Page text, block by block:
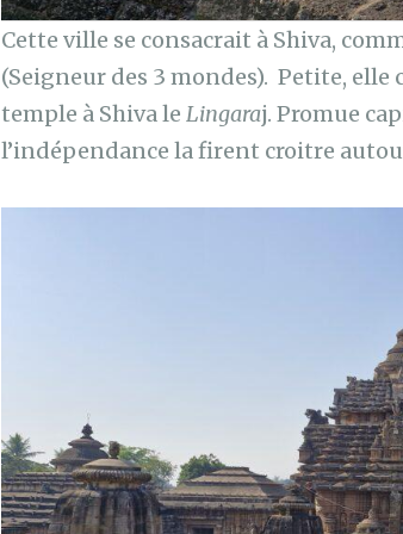
Cette ville se consacrait à Shiva,
(Seigneur des 3 mondes). Petite,
temple à Shiva le Lingaraj. Promue
l’indépendance la firent croitre